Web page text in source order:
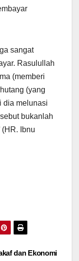
sangat
Rasulullah
(memberi
(yang
dia melunasi
bukanlah
Ibnu
dan Ekonomi